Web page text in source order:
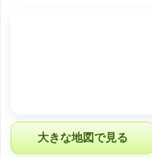
大きな地図で見る